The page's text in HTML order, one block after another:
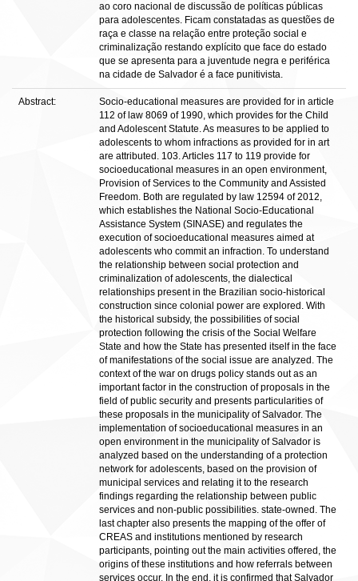
ao coro nacional de discussão de políticas públicas
para adolescentes. Ficam constatadas as questões de
raça e classe na relação entre proteção social e
criminalização restando explícito que face do estado
que se apresenta para a juventude negra e periférica
na cidade de Salvador é a face punitivista.
Abstract:
Socio-educational measures are provided for in article
112 of law 8069 of 1990, which provides for the Child
and Adolescent Statute. As measures to be applied to
adolescents to whom infractions as provided for in art
are attributed. 103. Articles 117 to 119 provide for
socioeducational measures in an open environment,
Provision of Services to the Community and Assisted
Freedom. Both are regulated by law 12594 of 2012,
which establishes the National Socio-Educational
Assistance System (SINASE) and regulates the
execution of socioeducational measures aimed at
adolescents who commit an infraction. To understand
the relationship between social protection and
criminalization of adolescents, the dialectical
relationships present in the Brazilian socio-historical
construction since colonial power are explored. With
the historical subsidy, the possibilities of social
protection following the crisis of the Social Welfare
State and how the State has presented itself in the face
of manifestations of the social issue are analyzed. The
context of the war on drugs policy stands out as an
important factor in the construction of proposals in the
field of public security and presents particularities of
these proposals in the municipality of Salvador. The
implementation of socioeducational measures in an
open environment in the municipality of Salvador is
analyzed based on the understanding of a protection
network for adolescents, based on the provision of
municipal services and relating it to the research
findings regarding the relationship between public
services and non-public possibilities. state-owned. The
last chapter also presents the mapping of the offer of
CREAS and institutions mentioned by research
participants, pointing out the main activities offered, the
origins of these institutions and how referrals between
services occur. In the end, it is confirmed that Salvador